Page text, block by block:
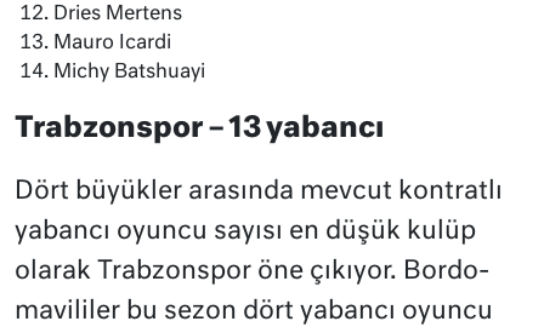
Dries Mertens
Mauro Icardi
Michy Batshuayi
Trabzonspor – 13 yabancı
Dört büyükler arasında mevcut kontratlı
yabancı oyuncu sayısı en düşük kulüp
olarak Trabzonspor öne çıkıyor. Bordo-
mavililer bu sezon dört yabancı oyuncu